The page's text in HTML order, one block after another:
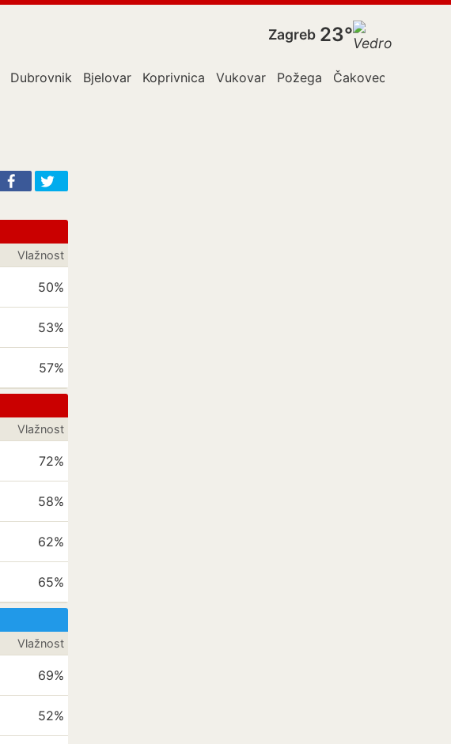
Zagreb 23°
Dubrovnik Bjelovar Koprivnica Vukovar Požega Čakovec
Vlažnost
50%
53%
57%
Vlažnost
72%
58%
62%
65%
Vlažnost
69%
52%